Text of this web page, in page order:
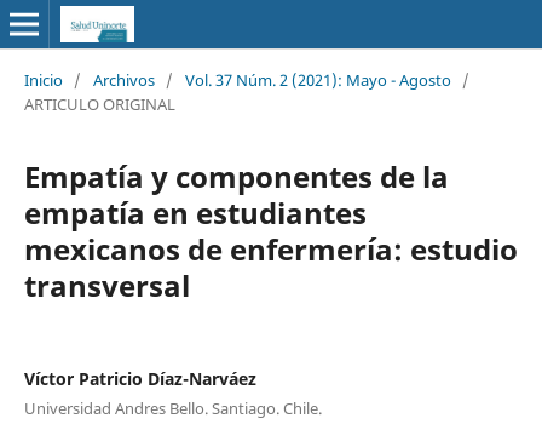
Inicio / Archivos / Vol. 37 Núm. 2 (2021): Mayo - Agosto /
ARTICULO ORIGINAL
Empatía y componentes de la
empatía en estudiantes
mexicanos de enfermería: estudio
transversal
Víctor Patricio Díaz-Narváez
Universidad Andres Bello. Santiago. Chile.